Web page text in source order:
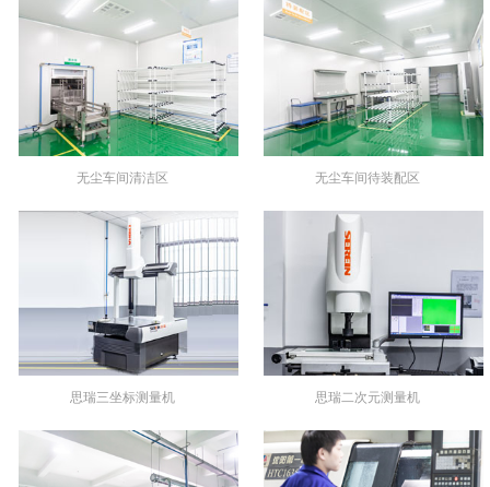
无尘车间清洁区 无尘车间待装配区
思瑞三坐标测量机 思瑞二次元测量机